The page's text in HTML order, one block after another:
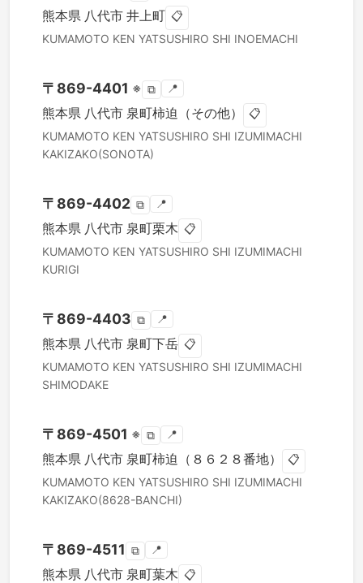
熊本県 八代市 井上町 📋
KUMAMOTO KEN YATSUSHIRO SHI INOEMACHI
〒 869-4401 ※ ⧉ 📍
熊本県 八代市 泉町柿迫（その他） 📋
KUMAMOTO KEN YATSUSHIRO SHI IZUMIMACHI
KAKIZAKO(SONOTA)
〒 869-4402 ⧉ 📍
熊本県 八代市 泉町栗木 📋
KUMAMOTO KEN YATSUSHIRO SHI IZUMIMACHI
KURIGI
〒 869-4403 ⧉ 📍
熊本県 八代市 泉町下岳 📋
KUMAMOTO KEN YATSUSHIRO SHI IZUMIMACHI
SHIMODAKE
〒 869-4501 ※ ⧉ 📍
熊本県 八代市 泉町柿迫（８６２８番地） 📋
KUMAMOTO KEN YATSUSHIRO SHI IZUMIMACHI
KAKIZAKO(8628-BANCHI)
〒 869-4511 ⧉ 📍
熊本県 八代市 泉町葉木 📋